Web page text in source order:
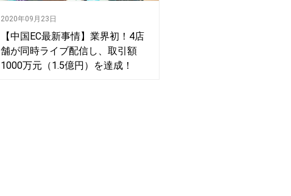
2020年09月23日
【中国EC最新事情】業界初！4店
舗が同時ライブ配信し、取引額
1000万元（1.5億円）を達成！